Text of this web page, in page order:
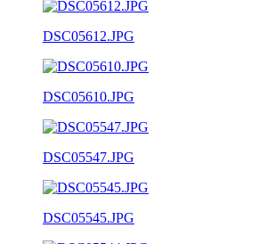
DSC05612.JPG
DSC05610.JPG
DSC05547.JPG
DSC05545.JPG